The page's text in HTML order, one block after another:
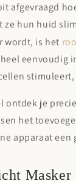
afgevraagd
ze hun huid
wordt, is het
eenvoudig
ontdek je
het
apparaat een
Masker